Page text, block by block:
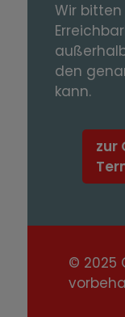
Wir
den
kann.
zur
© 2025